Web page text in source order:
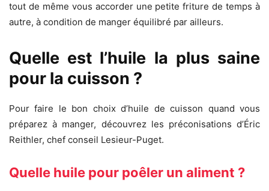
tout de même vous accorder une petite friture de temps à
autre, à condition de manger équilibré par ailleurs.
Quelle est l’huile la plus saine
pour la cuisson ?
Pour faire le bon choix d’huile de cuisson quand vous
préparez à manger, découvrez les préconisations d’Éric
Reithler, chef conseil Lesieur-Puget.
Quelle huile pour poêler un aliment ?